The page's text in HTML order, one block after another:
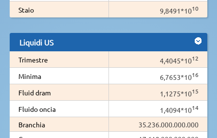
Staio 9,8491*1010
Liquidi US
Trimestre 4,4045*1012
Minima 6,7653*1016
Fluid dram 1,1275*1015
Fluido oncia 1,4094*1014
Branchia
35.236.000.000.000